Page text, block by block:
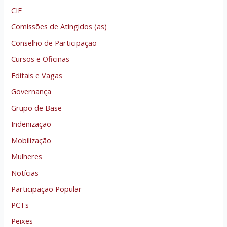
CIF
Comissões de Atingidos (as)
Conselho de Participação
Cursos e Oficinas
Editais e Vagas
Governança
Grupo de Base
Indenização
Mobilização
Mulheres
Notícias
Participação Popular
PCTs
Peixes